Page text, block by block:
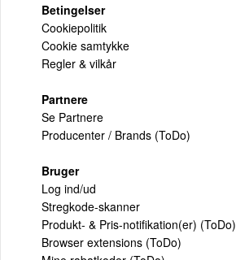
Betingelser
Cookiepolitik
Cookie samtykke
Regler & vilkår
Partnere
Se Partnere
Producenter / Brands (ToDo)
Bruger
Log ind/ud
Stregkode-skanner
Produkt- & Pris-notifikation(er) (ToDo)
Browser extensions (ToDo)